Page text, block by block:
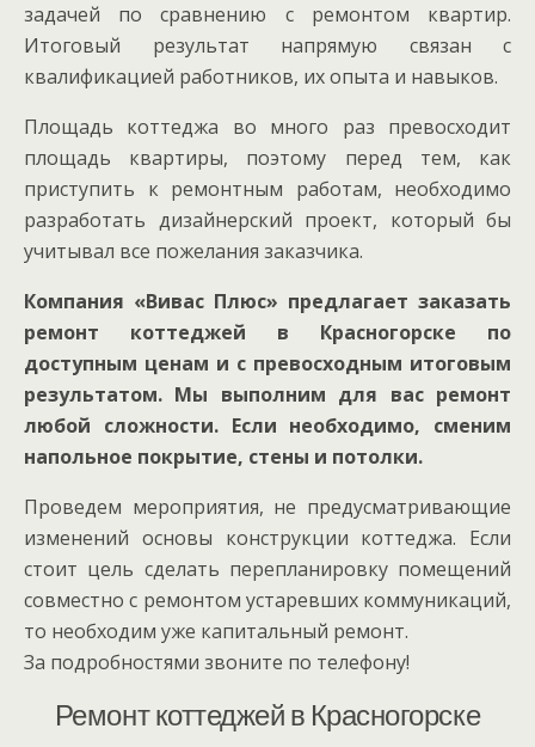
задачей по сравнению с ремонтом квартир.
Итоговый результат напрямую связан с
квалификацией работников, их опыта и навыков.
Площадь коттеджа во много раз превосходит
площадь квартиры, поэтому перед тем, как
приступить к ремонтным работам, необходимо
разработать дизайнерский проект, который бы
учитывал все пожелания заказчика.
Компания «Вивас Плюс» предлагает заказать
ремонт коттеджей в Красногорске по
доступным ценам и с превосходным итоговым
результатом. Мы выполним для вас ремонт
любой сложности. Если необходимо, сменим
напольное покрытие, стены и потолки.
Проведем мероприятия, не предусматривающие
изменений основы конструкции коттеджа. Если
стоит цель сделать перепланировку помещений
совместно с ремонтом устаревших коммуникаций,
то необходим уже капитальный ремонт.
За подробностями звоните по телефону!
Ремонт коттеджей в Красногорске